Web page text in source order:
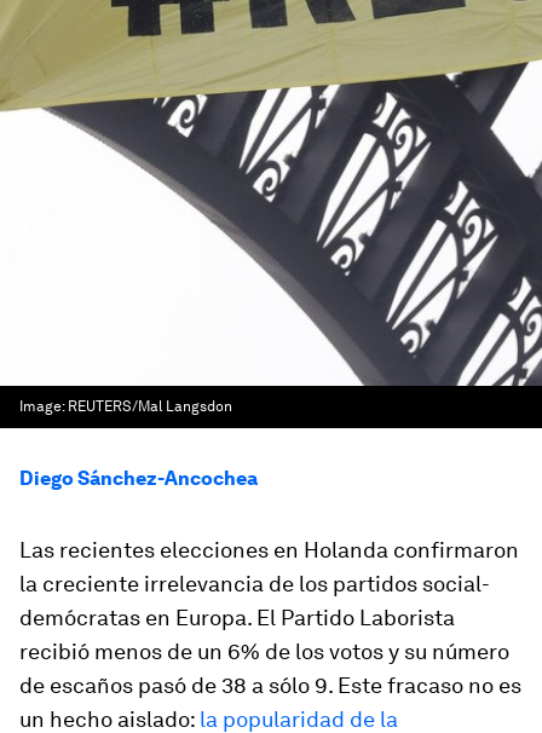
Image: REUTERS/Mal Langsdon
Diego Sánchez-Ancochea
Las recientes elecciones en Holanda confirmaron
la creciente irrelevancia de los partidos social-
demócratas en Europa. El Partido Laborista
recibió menos de un 6% de los votos y su número
de escaños pasó de 38 a sólo 9. Este fracaso no es
un hecho aislado: la popularidad de la